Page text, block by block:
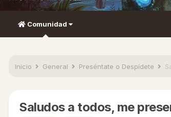
Comunidad
Inicio General Preséntate o Despídete
Saludos a todos, me